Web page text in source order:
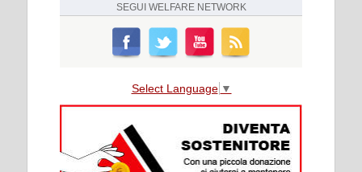
SEGUI WELFARE NETWORK
Select Language ▼